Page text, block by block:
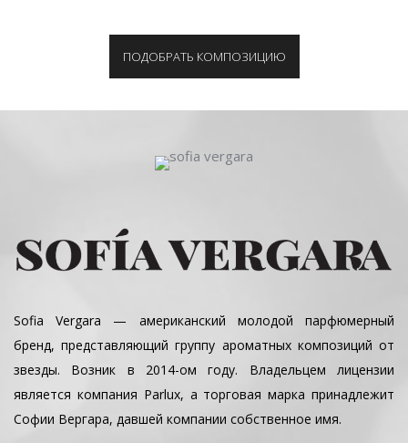
ПОДОБРАТЬ КОМПОЗИЦИЮ
Sofia Vergara — американский молодой парфюмерный
бренд, представляющий группу ароматных композиций от
звезды. Возник в 2014-ом году. Владельцем лицензии
является компания Parlux, а торговая марка принадлежит
Софии Вергара, давшей компании собственное имя.